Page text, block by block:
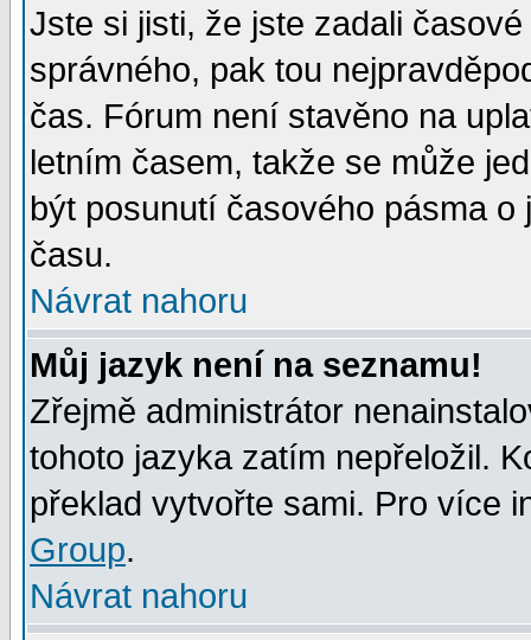
Jste si jisti, že jste zadali
správného, pak tou
čas. Fórum není stavěno na
letním časem, takže se může
být posunutí časového pásma
času.
Návrat nahoru
Můj jazyk není na seznamu!
Zřejmě administrátor
tohoto jazyka zatím nepřeložil.
překlad vytvořte sami. Pro více
Group.
Návrat nahoru